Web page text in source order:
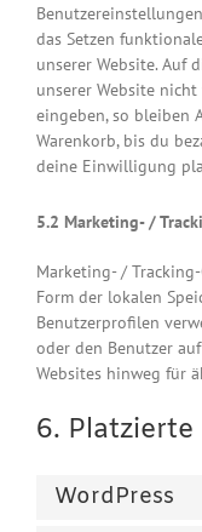
das Setzen
unserer Website. Auf
unserer Website
eingeben, so bleiben
Warenkorb, bis du
deine Einwilligung
5.2 Marketing- /
Marketing- /
Form der lokalen
Benutzerprofilen
oder den Benutzer
Websites hinweg für
6. Platzierte
WordPress